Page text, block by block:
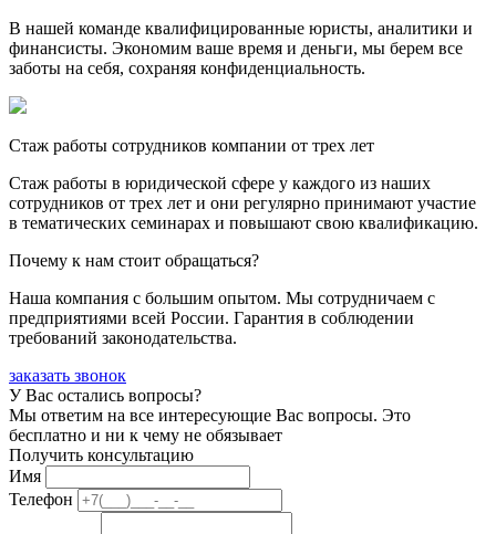
В нашей команде квалифицированные юристы, аналитики и
финансисты. Экономим ваше время и деньги, мы берем все
заботы на себя, сохраняя конфиденциальность.
Стаж работы сотрудников компании от трех лет
Стаж работы в юридической сфере у каждого из наших
сотрудников от трех лет и они регулярно принимают участие
в тематических семинарах и повышают свою квалификацию.
Почему к нам стоит обращаться?
Наша компания с большим опытом. Мы сотрудничаем с
предприятиями всей России. Гарантия в соблюдении
требований законодательства.
заказать звонок
У Вас остались вопросы?
Мы ответим на все интересующие Вас вопросы. Это
бесплатно и ни к чему не обязывает
Получить консультацию
Имя
Телефон